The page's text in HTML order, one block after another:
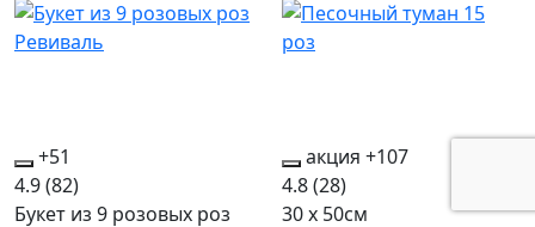
+51
4.9(82)
Букет из 9 розовых роз
акция +107
4.8(28)
30 x 50см